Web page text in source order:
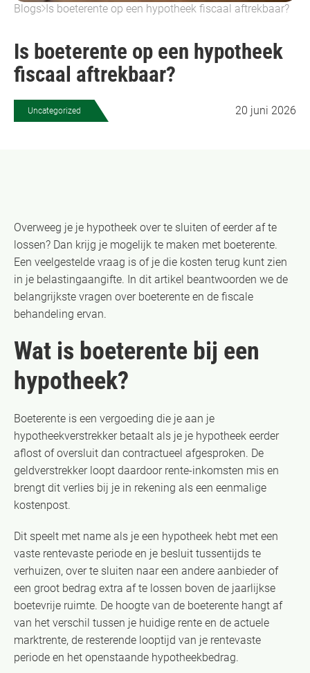
Blogs Is boeterente op een hypotheek fiscaal aftrekbaar?
Is boeterente op een hypotheek
fiscaal aftrekbaar?
Uncategorized 20 juni 2026
Overweeg je je hypotheek over te sluiten of eerder af te
lossen? Dan krijg je mogelijk te maken met boeterente.
Een veelgestelde vraag is of je die kosten terug kunt zien
in je belastingaangifte. In dit artikel beantwoorden we de
belangrijkste vragen over boeterente en de fiscale
behandeling ervan.
Wat is boeterente bij een
hypotheek?
Boeterente is een vergoeding die je aan je
hypotheekverstrekker betaalt als je je hypotheek eerder
aflost of oversluit dan contractueel afgesproken. De
geldverstrekker loopt daardoor rente-inkomsten mis en
brengt dit verlies bij je in rekening als een eenmalige
kostenpost.
Dit speelt met name als je een hypotheek hebt met een
vaste rentevaste periode en je besluit tussentijds te
verhuizen, over te sluiten naar een andere aanbieder of
een groot bedrag extra af te lossen boven de jaarlijkse
boetevrije ruimte. De hoogte van de boeterente hangt af
van het verschil tussen je huidige rente en de actuele
marktrente, de resterende looptijd van je rentevaste
periode en het openstaande hypotheekbedrag.